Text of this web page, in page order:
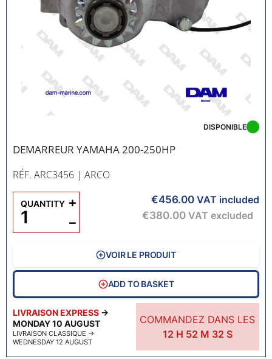
DEMARREUR YAMAHA 200-250HP
RÉF. ARC3456 | ARCO
LIVRAISON EXPRESS →
MONDAY 10 AUGUST
LIVRAISON CLASSIQUE →
WEDNESDAY 12 AUGUST
COMMANDEZ DANS LES
12 H 52 M 31S
DISPONIBLE
€456.00 VAT included
€380.00 VAT excluded
QUANTITY
−
+
VOIR LE PRODUIT
ADD TO BASKET